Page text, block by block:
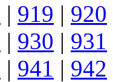
| 919 | 920
| 930 | 931
| 941 | 942